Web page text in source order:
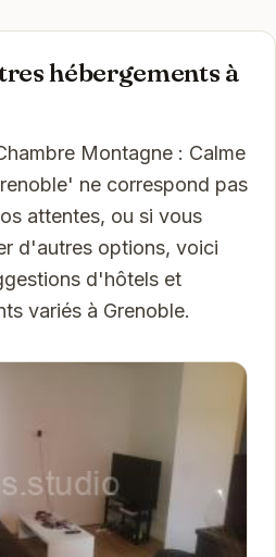
hébergements à
Montagne : Calme
ne correspond pas
attentes, ou si vous
d'autres options, voici
d'hôtels et
variés à Grenoble.